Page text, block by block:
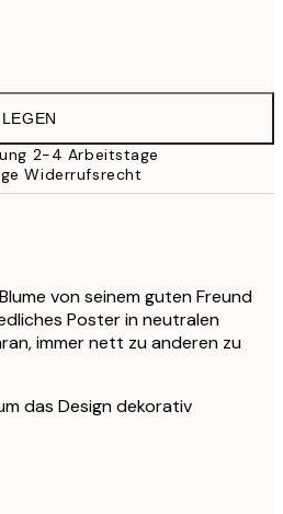
32,45 €
2-4 Arbeitstage
Widerrufsrecht
von seinem guten Freund
Poster in neutralen
immer nett zu anderen zu
das Design dekorativ